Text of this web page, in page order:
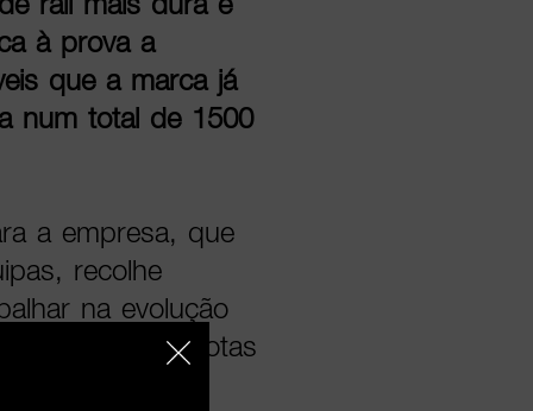
à prova a
que a marca já
num total de 1500
a empresa, que
recolhe
na evolução
para frotas